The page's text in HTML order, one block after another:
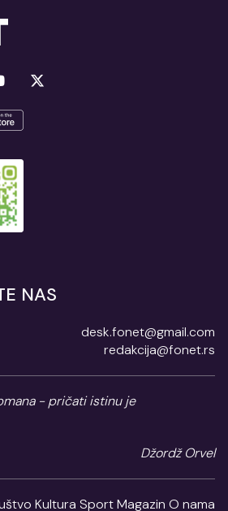
NAS
desk.fonet@gmail.com
redakcija@fonet.rs
- pričati istinu je
Džordž Orvel
Kultura SportMagazin O nama